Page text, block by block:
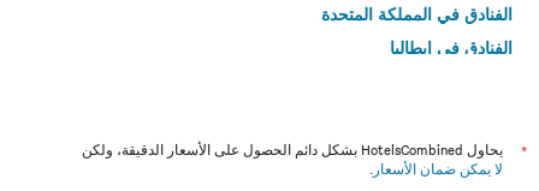
الفنادق في المملكة المتحدة
الفنادق في إيطاليا
*
يحاول HotelsCombined بشكل دائم الحصول على الأسعار الدقيقة، ولكن
لا يمكن ضمان الأسعار .